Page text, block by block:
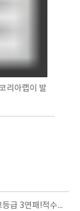
리아랩이 발
충북콘텐츠코리아랩, 전국평가 최고등급 3연패!적수가 없다